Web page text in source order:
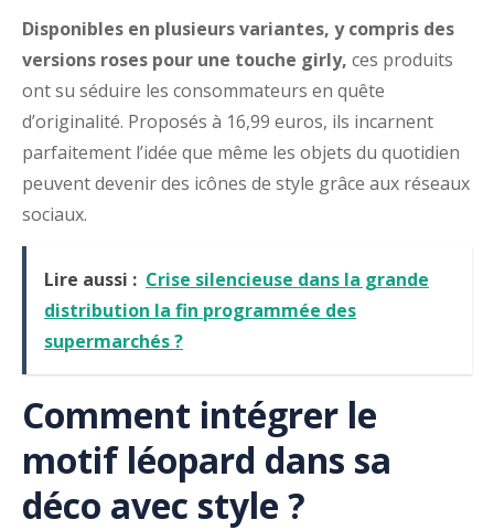
Disponibles en plusieurs variantes, y compris des
versions roses pour une touche girly, ces produits
ont su séduire les consommateurs en quête
d’originalité. Proposés à 16,99 euros, ils incarnent
parfaitement l’idée que même les objets du quotidien
peuvent devenir des icônes de style grâce aux réseaux
sociaux.
Lire aussi : Crise silencieuse dans la grande
distribution la fin programmée des
supermarchés ?
Comment intégrer le
motif léopard dans sa
déco avec style ?